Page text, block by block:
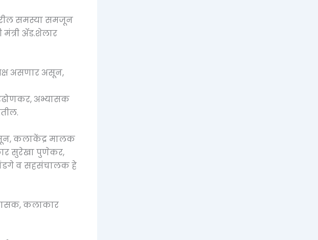
समस्या समजून
ॲड.शेलार
असणार असून,
अभ्यासक
कलाकेंद्र मालक
सुरेखा पुणेकर,
व सहसंचालक हे
कलाकार